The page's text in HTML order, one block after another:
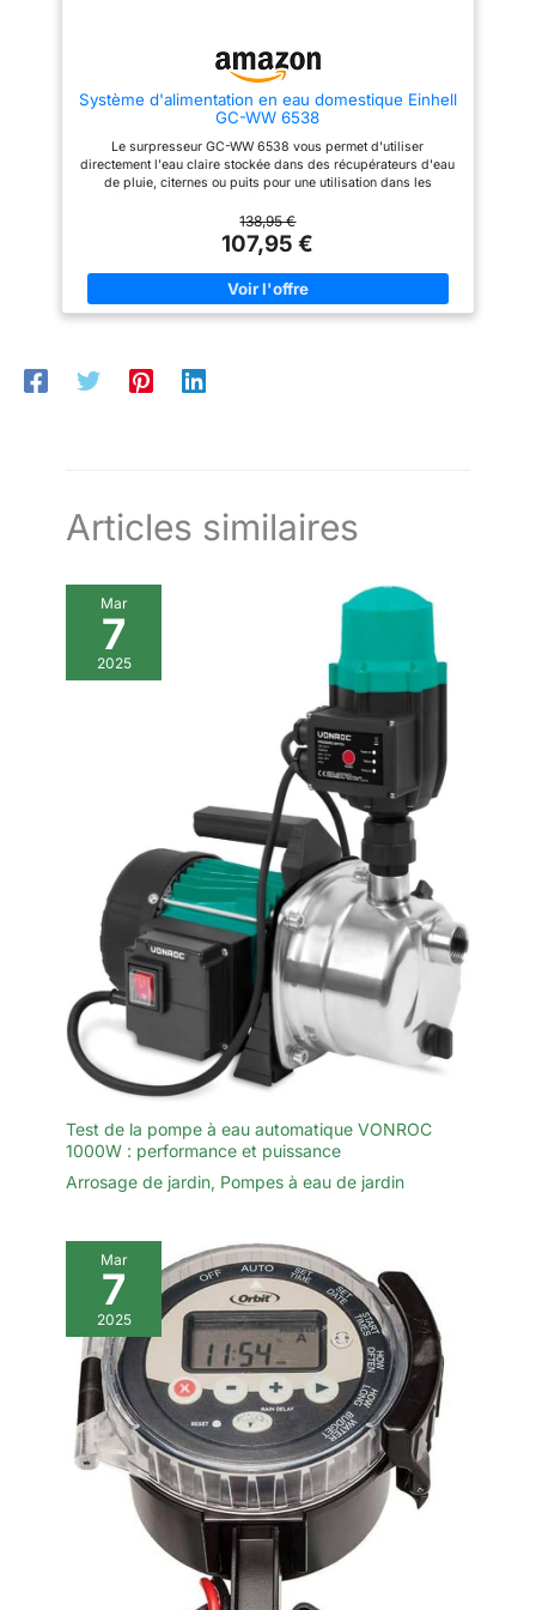
une bonne lecture de la
contrôle de la pression permet
une correction automatique de
bouchon de remplissage
permet un démarrage facile et
rapide, et le bouchon de purge
fonctionnement durable. Prêt à
installer et facile à utiliser -
avec câble de raccordement
renforcé, prise de terre et base
en acier stable avec trous de
Système d'alimentation en eau domestique Einhell
GC-WW 6538
Le surpresseur GC-WW 6538 vous permet d'utiliser
directement l'eau claire stockée dans des récupérateurs d'eau
de pluie, citernes ou puits pour une utilisation dans les
d'eau et bien plus encore Puissance - Grâce à son moteur
650W, le surpresseur offre un débit jusqu'à 3800 litres d'eau
par heure La cuve possède une capacité de 20 litres, ce qui
permet de ne pas activer la pompe à chaque utilisation d'eau
Le système de contrôle de la pression permet une correction
automatique de celle-ci en cas de perte de pression, et l'arrêt
rapide, et le bouchon de purge permet une évacuation simple
d'éventuelles eaux résiduelles
138,95 €
107,95 €
Articles similaires
Mar
7
2025
Test de la pompe à eau automatique VONROC
1000W : performance et puissance
Arrosage de jardin, Pompes à eau de jardin
Mar
7
2025